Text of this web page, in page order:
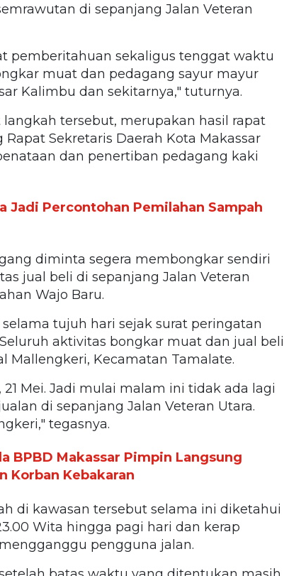
di sepanjang Jalan Veteran
pemberitahuan sekaligus tenggat waktu
muat dan pedagang sayur mayur
Kalimbu dan sekitarnya," tuturnya.
tersebut, merupakan hasil rapat
Sekretaris Daerah Kota Makassar
dan penertiban pedagang kaki
Jadi Percontohan Pemilahan Sampah
diminta segera membongkar sendiri
jual beli di sepanjang Jalan Veteran
Wajo Baru.
tujuh hari sejak surat peringatan
aktivitas bongkar muat dan jual beli
Mallengkeri, Kecamatan Tamalate.
Mei. Jadi mulai malam ini tidak ada lagi
di sepanjang Jalan Veteran Utara.
tegasnya.
BPBD Makassar Pimpin Langsung
Korban Kebakaran
di kawasan tersebut selama ini diketahui
Wita hingga pagi hari dan kerap
pengguna jalan.